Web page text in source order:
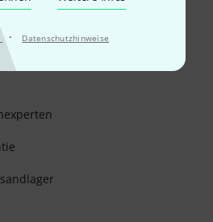
· Datenschutzhinweise